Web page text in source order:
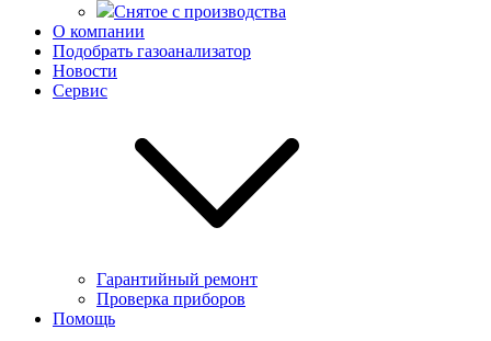
Снятое с производства
О компании
Подобрать газоанализатор
Новости
Сервис
Гарантийный ремонт
Проверка приборов
Помощь